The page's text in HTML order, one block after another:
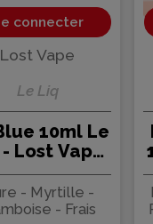
connecter
Lost Vape
Le Liq
10ml Le
Lost Vape
pièces)
- Myrtille -
- Frais